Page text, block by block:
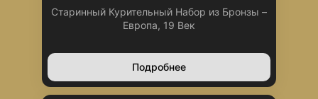
Старинный Курительный Набор из Бронзы –
Европа, 19 Век
Подробнее